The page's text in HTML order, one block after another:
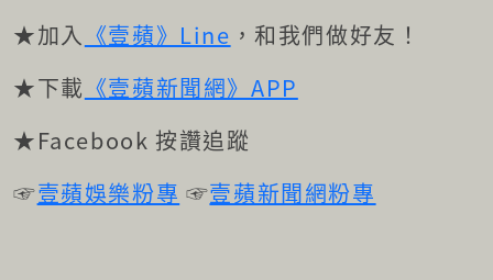
★加入 《壹蘋》Line ，和我們做好友！
★下載 《壹蘋新聞網》APP
★Facebook 按讚追蹤
☞壹蘋娛樂粉專 ☞壹蘋新聞網粉專